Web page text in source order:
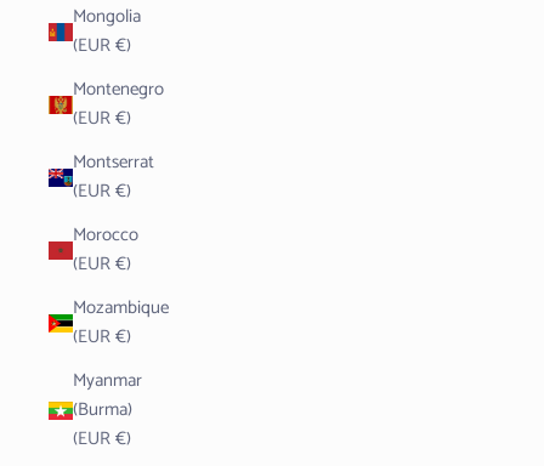
Mongolia
(EUR €)
Montenegro
(EUR €)
Montserrat
(EUR €)
Morocco
(EUR €)
Mozambique
(EUR €)
Myanmar
(Burma)
(EUR €)